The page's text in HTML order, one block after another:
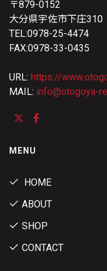
〒879-0152
大分県宇佐市下庄310
TEL:0978-25-4474
FAX:0978-33-0435
URL: https://
MAIL: info@otogoya-
MENU
HOME
ABOUT
SHOP
CONTACT